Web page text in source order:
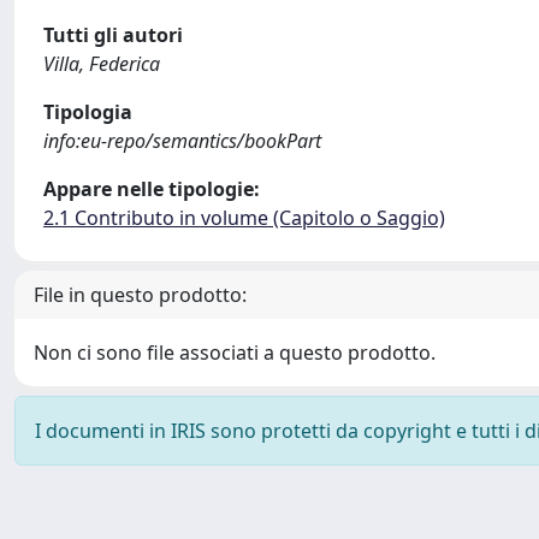
Tutti gli autori
Villa, Federica
Tipologia
info:eu-repo/semantics/bookPart
Appare nelle tipologie:
2.1 Contributo in volume (Capitolo o Saggio)
File in questo prodotto:
Non ci sono file associati a questo prodotto.
I documenti in IRIS sono protetti da copyright e tutti i